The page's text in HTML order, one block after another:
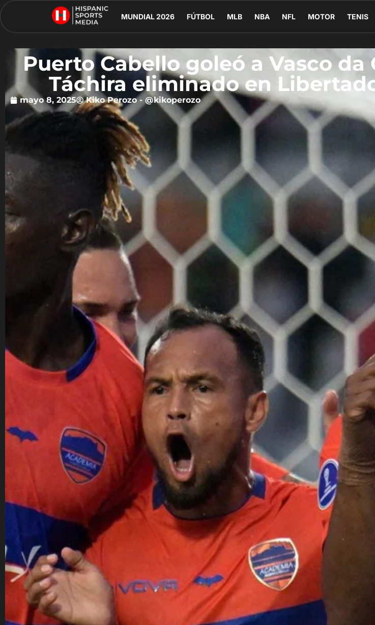
MUNDIAL 2026 FÚTBOL MLB NBA NFL MOTOR TENIS
Puerto Cabello goleó a Vasco da
Táchira eliminado en
mayo 8, 2025 Kiko Perozo - @kikoperozo